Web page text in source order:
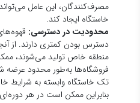
بررسی چالش‌ها و فرصت‌ها
چالش‌ها:
قیمت بالا:بسیاری از
بالای قهوه تک خاستگاه را
دسترس‌پذیری محدود:
است در همه بازارها و